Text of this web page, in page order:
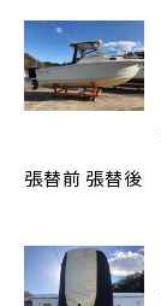
張替前 張替後